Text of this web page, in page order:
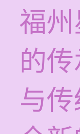
福
的
与